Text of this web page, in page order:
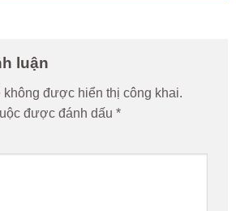
luận
không được hiển thị công khai.
được đánh dấu *